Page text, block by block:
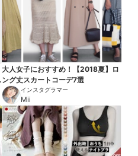
大人女子におすすめ！【2018夏】ロ
ング丈スカートコーデ7選
インスタグラマー
Mii